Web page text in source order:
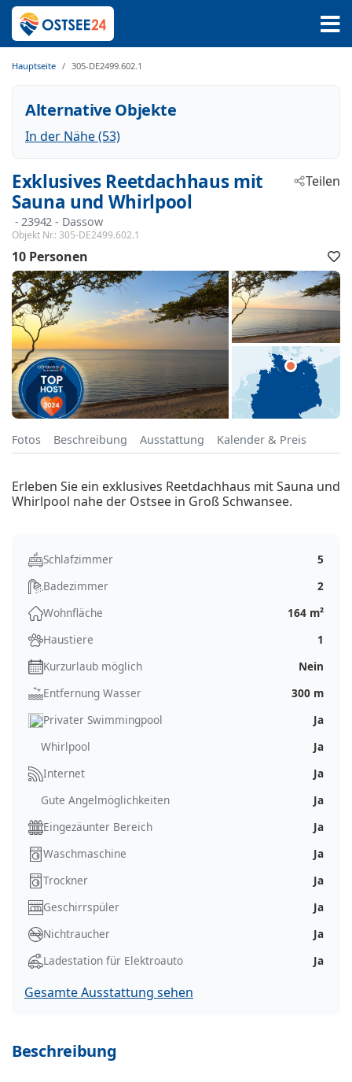
Hauptseite 305-DE2499.602.1
Alternative Objekte
In der Nähe (53)
Exklusives Reetdachhaus mit
Sauna und Whirlpool
- 23942 - Dassow
Objekt Nr.: 305-DE2499.602.1
Teilen
10 Personen
Fotos Beschreibung Ausstattung Kalender & Preis
Erleben Sie ein exklusives Reetdachhaus mit Sauna und
Whirlpool nahe der Ostsee in Groß Schwansee.
Schlafzimmer
5
Badezimmer
2
Wohnfläche
164 m²
Haustiere
1
Kurzurlaub möglich
Nein
Entfernung Wasser
300 m
Privater Swimmingpool
Ja
Whirlpool
Ja
Internet
Ja
Gute Angelmöglichkeiten
Ja
Eingezäunter Bereich
Ja
Waschmaschine
Ja
Trockner
Ja
Geschirrspüler
Ja
Nichtraucher
Ja
Ladestation für Elektroauto
Ja
Gesamte Ausstattung sehen
Beschreibung